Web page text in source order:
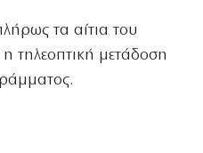
τα αίτια του
τηλεοπτική μετάδοση